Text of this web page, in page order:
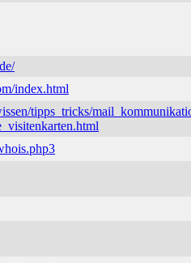
index.html
tipps_tricks/